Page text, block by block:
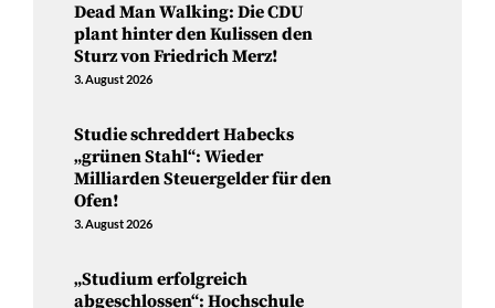
Dead Man Walking: Die CDU
plant hinter den Kulissen den
Sturz von Friedrich Merz!
3. August 2026
Studie schreddert Habecks
„grünen Stahl“: Wieder
Milliarden Steuergelder für den
Ofen!
3. August 2026
„Studium erfolgreich
abgeschlossen“: Hochschule